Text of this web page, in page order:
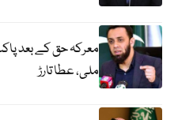
معرکہ حق کے بعد
ملی، عطا تارڑ